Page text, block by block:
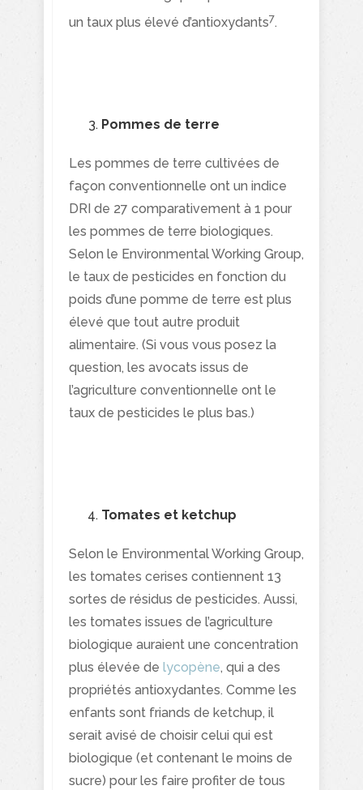
un taux plus élevé d’antioxydants7.
Pommes de terre
Les pommes de terre cultivées de
façon conventionnelle ont un indice
DRI de 27 comparativement à 1 pour
les pommes de terre biologiques.
Selon le Environmental Working Group,
le taux de pesticides en fonction du
poids d’une pomme de terre est plus
élevé que tout autre produit
alimentaire. (Si vous vous posez la
question, les avocats issus de
l’agriculture conventionnelle ont le
taux de pesticides le plus bas.)
Tomates et ketchup
Selon le Environmental Working Group,
les tomates cerises contiennent 13
sortes de résidus de pesticides. Aussi,
les tomates issues de l’agriculture
biologique auraient une concentration
plus élevée de lycopène, qui a des
propriétés antioxydantes. Comme les
enfants sont friands de ketchup, il
serait avisé de choisir celui qui est
biologique (et contenant le moins de
sucre) pour les faire profiter de tous